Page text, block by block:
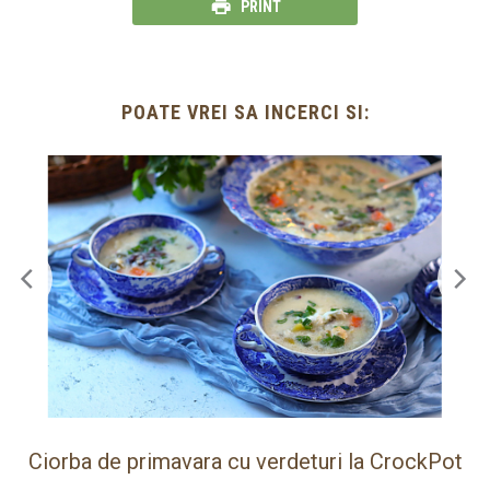
PRINT
POATE VREI SA INCERCI SI:
Paine de casa rapida la Thermomix cu faina